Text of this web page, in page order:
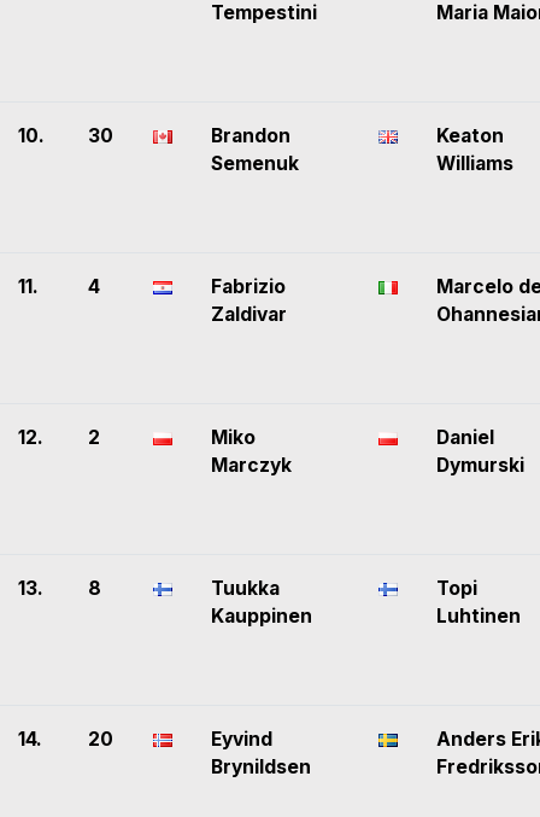
Tempestini
Maria
10. 30
Brandon
Semenuk
Keaton
Williams
11. 4
Fabrizio
Zaldivar
Marcelo
12. 2
Miko
Marczyk
Daniel
Dymurski
13. 8
Tuukka
Kauppinen
Topi
Luhtinen
14. 20
Eyvind
Brynildsen
Anders